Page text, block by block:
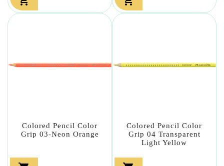
Colored Pencil Color
Grip 03-Neon Orange
Colored Pencil Color
Grip 04 Transparent
Light Yellow